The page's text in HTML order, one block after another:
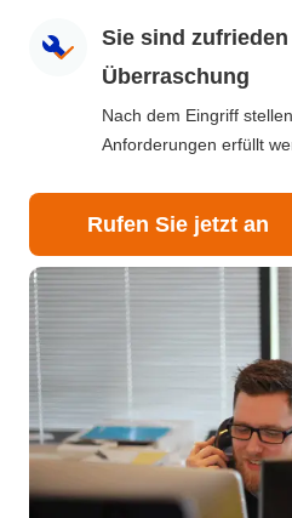
Sie sind
Überraschung
Nach dem Eingriff
Anforderungen erfüllt
Rufen Sie jetzt an